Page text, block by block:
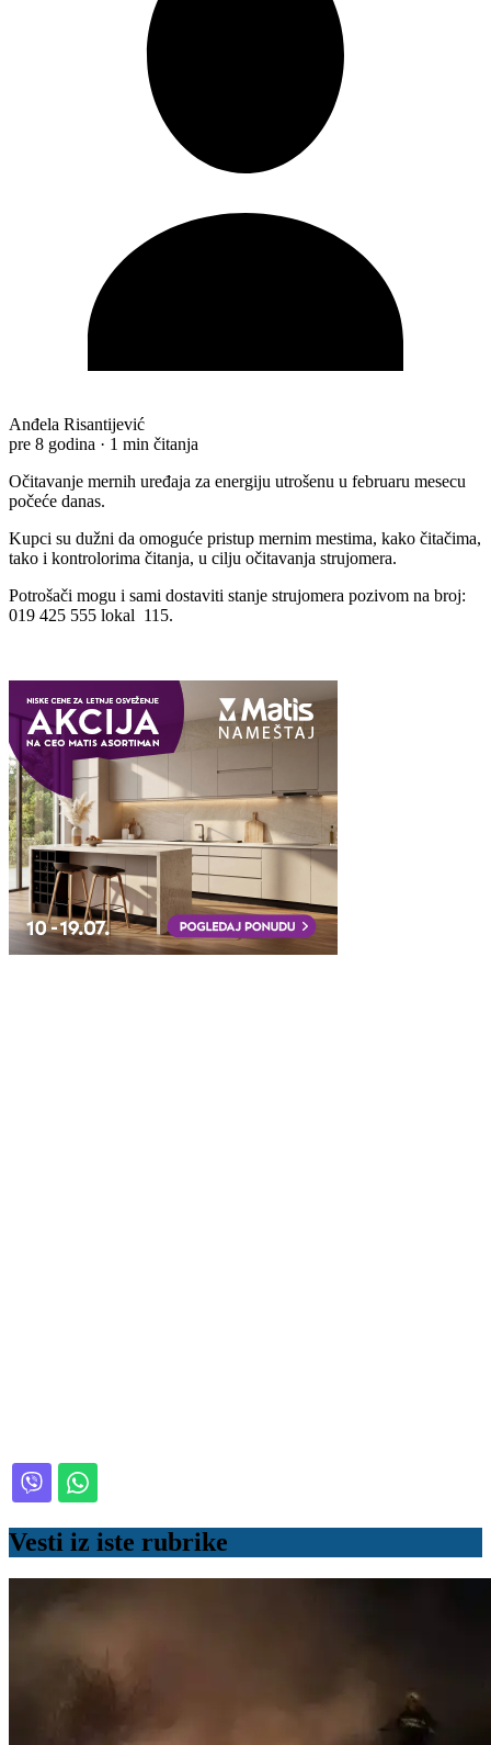
Anđela Risantijević
pre 8 godina · 1 min čitanja
Očitavanje mernih uređaja za energiju utrošenu u februaru mesecu
počeće danas.
Kupci su dužni da omoguće pristup mernim mestima, kako čitačima,
tako i kontrolorima čitanja, u cilju očitavanja strujomera.
Potrošači mogu i sami dostaviti stanje strujomera pozivom na broj:
019 425 555 lokal 115.
Vesti iz iste rubrike